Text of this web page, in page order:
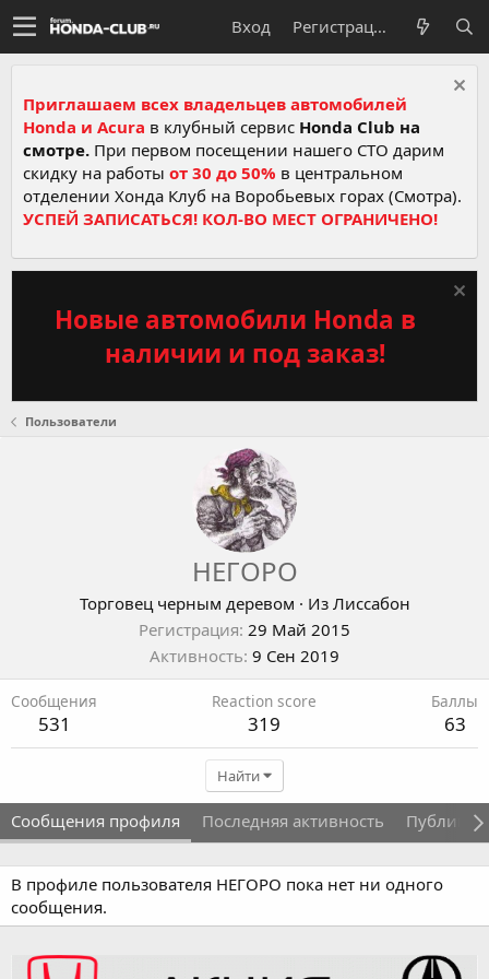
Вход Регистрация
Приглашаем всех владельцев автомобилей
Honda и Acura в клубный сервис Honda Club на
смотре. При первом посещении нашего СТО дарим
скидку на работы от 30 до 50% в центральном
отделении Хонда Клуб на Воробьевых горах (Смотра).
УСПЕЙ ЗАПИСАТЬСЯ! КОЛ-ВО МЕСТ ОГРАНИЧЕНО!
Новые автомобили Honda в
наличии и под заказ!
Пользователи
НЕГОРО
Торговец черным деревом · Из Лиссабон
Регистрация 29 Май 2015
Активность 9 Сен 2019
Сообщения
531
Reaction score
319
Баллы
63
Найти
Сообщения профиля Последняя активность
В профиле пользователя НЕГОРО пока нет ни одного
сообщения.